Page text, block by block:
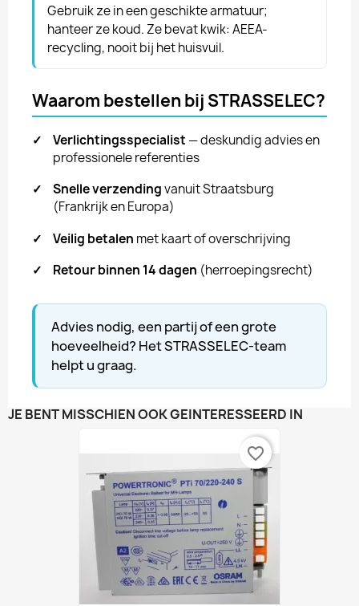
Gebruik ze in een geschikte armatuur;
hanteer ze koud. Ze bevat kwik: AEEA-
recycling, nooit bij het huisvuil.
Waarom bestellen bij STRASSELEC?
✓ Verlichtingsspecialist — deskundig advies en
professionele referenties
✓
Snelle verzendingvanuit Straatsburg
(Frankrijk en Europa)
✓
Veilig betalen met kaart of overschrijving
✓
Retour binnen 14 dagen (herroepingsrecht)
Advies nodig, een partij of een grote
hoeveelheid? Het STRASSELEC-team
helpt u graag.
JE BENT MISSCHIEN OOK GEÏNTERESSEERD IN
favorite_border